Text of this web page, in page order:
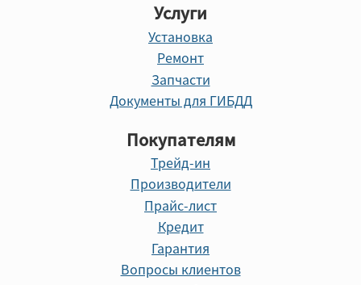
Услуги
Установка
Ремонт
Запчасти
Документы для ГИБДД
Покупателям
Трейд-ин
Производители
Прайс-лист
Кредит
Гарантия
Вопросы клиентов